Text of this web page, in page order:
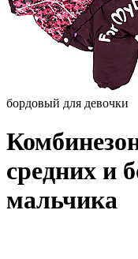
бордовый для девочки
средних и
мальчика